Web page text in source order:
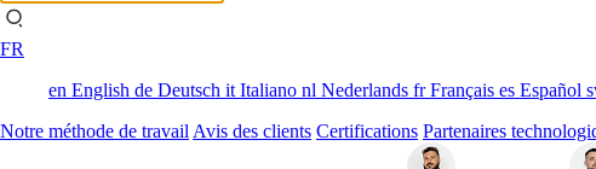
FR
en English de Deutsch it Italiano nl Nederlands frFrançais es Español
Notre méthode de travail Avis des clients Certifications Partenaires